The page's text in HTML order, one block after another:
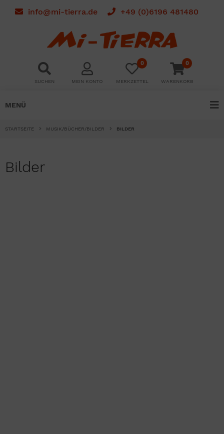
info@mi-tierra.de +49 (0)6196 481480
SUCHEN MEIN KONTO
0
MERKZETTEL
0
WARENKORB
MENÜ
STARTSEITE MUSIK/BÜCHER/BILDER BILDER
Bilder